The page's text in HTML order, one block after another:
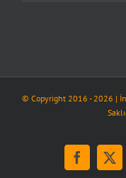
© Copyright 2016 -2026 |
Facebook
X